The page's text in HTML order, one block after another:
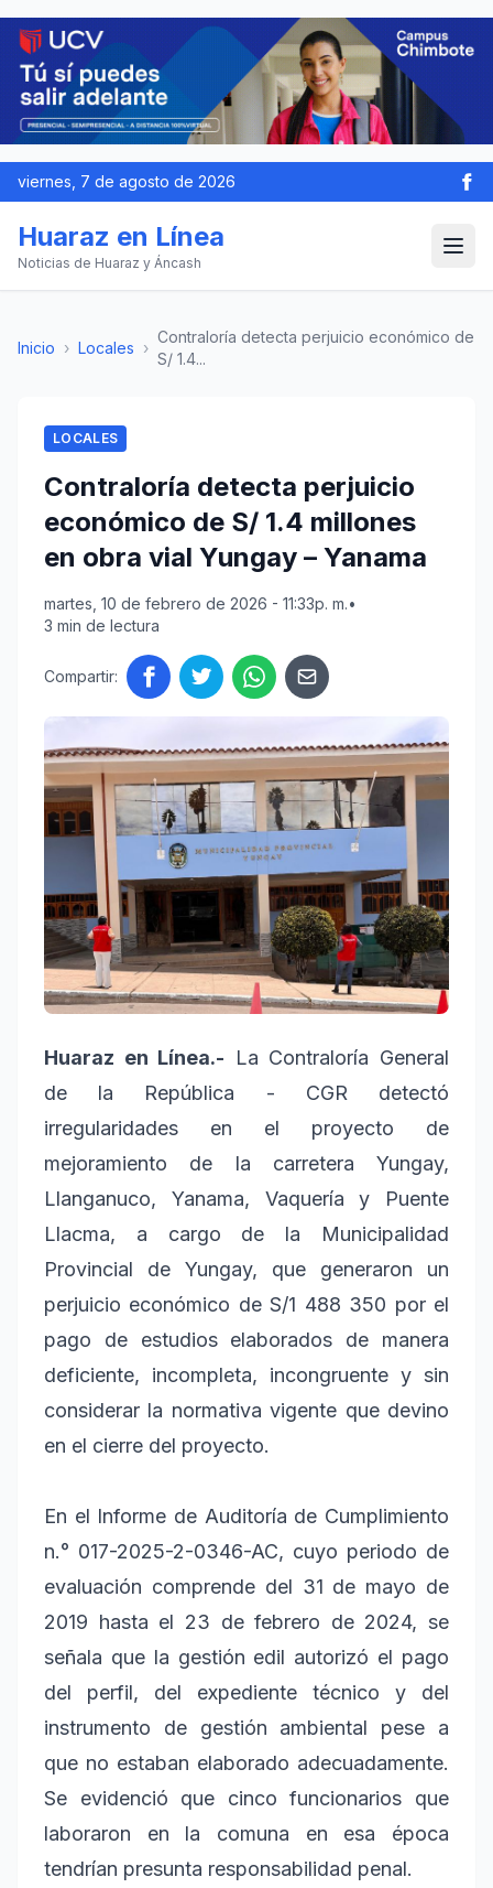
viernes, 7 de agosto de 2026
Huaraz en Línea
Noticias de Huaraz y Áncash
Inicio › Locales ›
Contraloría detecta perjuicio económico de
S/ 1.4...
LOCALES
Contraloría detecta perjuicio
económico de S/ 1.4 millones
en obra vial Yungay – Yanama
martes, 10 de febrero de 2026 - 11:33p. m.•
3 min de lectura
Compartir:
Huaraz en Línea.- La Contraloría General
de la República - CGR detectó
irregularidades en el proyecto de
mejoramiento de la carretera Yungay,
Llanganuco, Yanama, Vaquería y Puente
Llacma, a cargo de la Municipalidad
Provincial de Yungay, que generaron un
perjuicio económico de S/1 488 350 por el
pago de estudios elaborados de manera
deficiente, incompleta, incongruente y sin
considerar la normativa vigente que devino
en el cierre del proyecto.
En el Informe de Auditoría de Cumplimiento
n.° 017-2025-2-0346-AC, cuyo periodo de
evaluación comprende del 31 de mayo de
2019 hasta el 23 de febrero de 2024, se
señala que la gestión edil autorizó el pago
del perfil, del expediente técnico y del
instrumento de gestión ambiental pese a
que no estaban elaborado adecuadamente.
Se evidenció que cinco funcionarios que
laboraron en la comuna en esa época
tendrían presunta responsabilidad penal.